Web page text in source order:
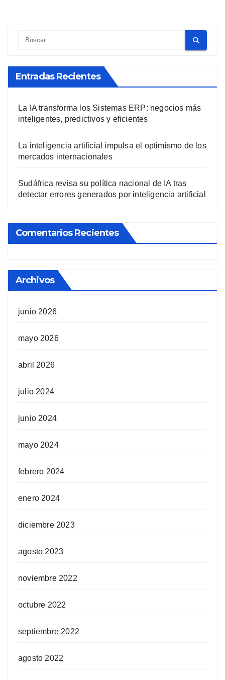
Entradas Recientes
La IA transforma los Sistemas ERP: negocios más
inteligentes, predictivos y eficientes
La inteligencia artificial impulsa el optimismo de los
mercados internacionales
Sudáfrica revisa su política nacional de IA tras
detectar errores generados por inteligencia artificial
Comentarios Recientes
Archivos
junio 2026
mayo 2026
abril 2026
julio 2024
junio 2024
mayo 2024
febrero 2024
enero 2024
diciembre 2023
agosto 2023
noviembre 2022
octubre 2022
septiembre 2022
agosto 2022